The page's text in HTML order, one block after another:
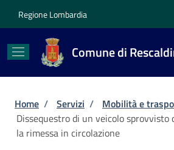
Regione Lombardia
Comune di
Briciole di pane
Home / Servizi / Mobilità e
Dissequestro di un veicolo sprovvisto
la rimessa in circolazione